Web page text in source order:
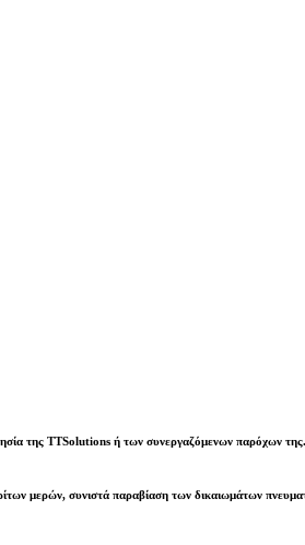
της TTSolutions ή των συνεργαζόμενων παρόχων
μερών, συνιστά παραβίαση των δικαιωμάτων